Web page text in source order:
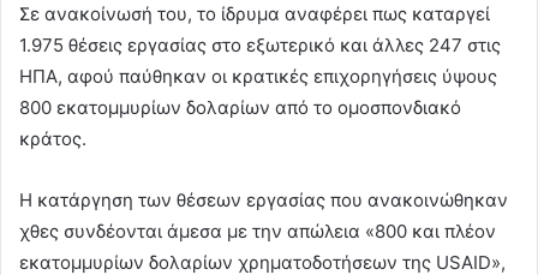
Σε ανακοίνωσή του, το ίδρυμα αναφέρει πως καταργεί
1.975 θέσεις εργασίας στο εξωτερικό και άλλες 247 στις
ΗΠΑ, αφού παύθηκαν οι κρατικές επιχορηγήσεις ύψους
800 εκατομμυρίων δολαρίων από το ομοσπονδιακό
κράτος.
Η κατάργηση των θέσεων εργασίας που ανακοινώθηκαν
χθες συνδέονται άμεσα με την απώλεια «800 και πλέον
εκατομμυρίων δολαρίων χρηματοδοτήσεων της USAID»,